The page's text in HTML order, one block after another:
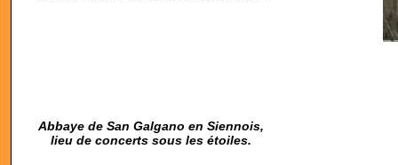
Abbaye de San Galgano en Siennois,
lieu de concerts sous les étoiles.